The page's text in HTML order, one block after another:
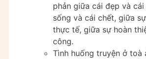
phản giữa cái đẹp và
sống và cái chết, giữa
thực tế, giữa sự hoàn
công.
Tình huống truyện ở toà